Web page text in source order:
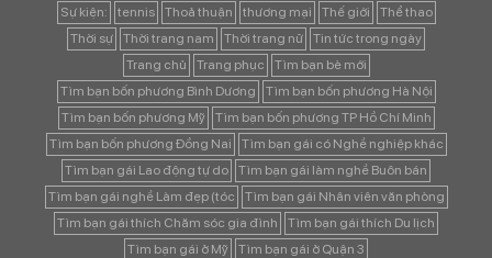
Sự kiện:
tennis Thoả thuận thương mại Thế giới
Thể thao
Thời sự
Thời trang nam Thời trang nữ
Tin tức trong ngày
Trang chủ
Trang phục
Tìm bạn bè mới
Tìm bạn bốn phương Bình Dương
Tìm bạn bốn phương Hà Nội
Tìm bạn bốn phương Mỹ
Tìm bạn bốn phương TP Hồ Chí Minh
Tìm bạn bốn phương Đồng Nai
Tìm bạn gái có Nghề nghiệp khác
Tìm bạn gái Lao động tự do
Tìm bạn gái làm nghề Buôn bán
Tìm bạn gái nghề Làm đẹp (tóc
Tìm bạn gái Nhân viên văn phòng
Tìm bạn gái thích Chăm sóc gia đình
Tìm bạn gái thích Du lịch
Tìm bạn gái ở Mỹ
Tìm bạn gái ở Quận 3